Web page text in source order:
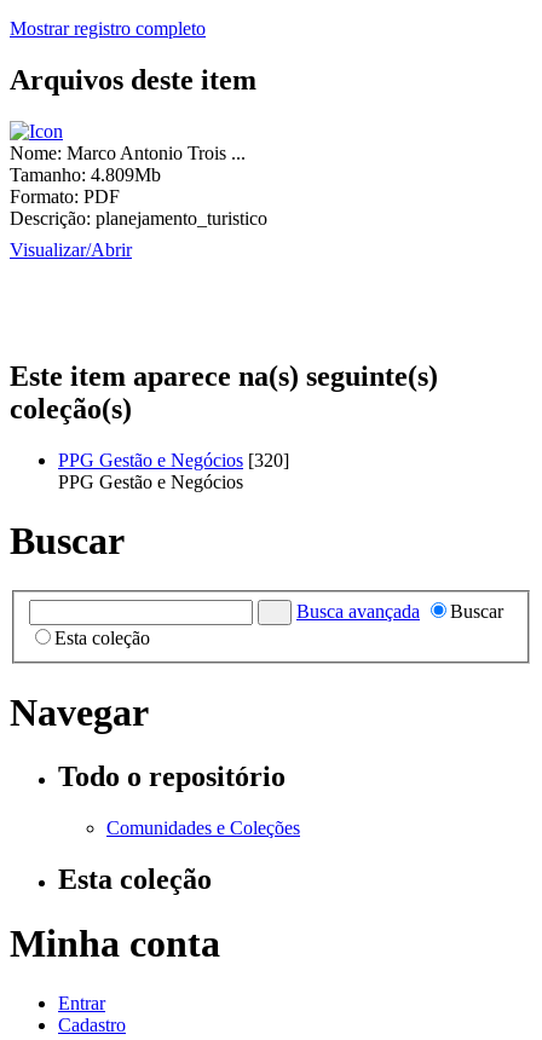
Mostrar registro completo
Arquivos deste item
Nome: Marco Antonio Trois ...
Tamanho: 4.809Mb
Formato: PDF
Descrição: planejamento_turistico
Visualizar/Abrir
Este item aparece na(s) seguinte(s)
coleção(s)
PPG Gestão e Negócios [320]
PPG Gestão e Negócios
Buscar
Busca avançada
Buscar
Esta coleção
Navegar
Todo o repositório
Comunidades e Coleções
Esta coleção
Minha conta
Entrar
Cadastro